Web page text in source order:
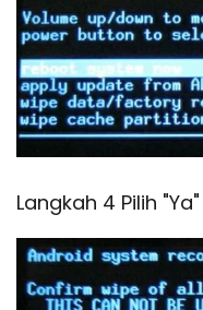
Langkah 4 Pilih